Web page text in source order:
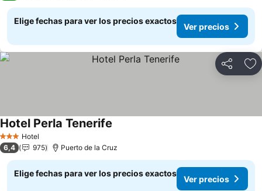
Elige fechas para ver los precios exactos
Ver precios
Compartir
3 Estrellas
Hotel
Hotel Perla Tenerife
6,4 975 Puerto de la Cruz
Elige fechas para ver los precios exactos
Ver precios